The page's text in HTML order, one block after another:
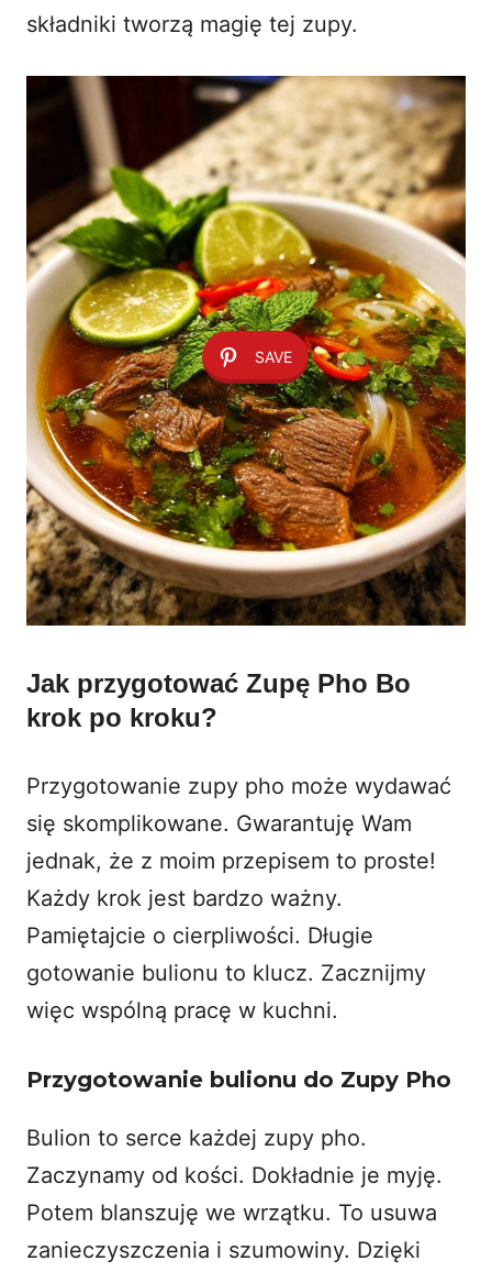
składniki tworzą magię tej zupy.
SAVE
Jak przygotować Zupę Pho Bo
krok po kroku?
Przygotowanie zupy pho może wydawać
się skomplikowane. Gwarantuję Wam
jednak, że z moim przepisem to proste!
Każdy krok jest bardzo ważny.
Pamiętajcie o cierpliwości. Długie
gotowanie bulionu to klucz. Zacznijmy
więc wspólną pracę w kuchni.
Przygotowanie bulionu do Zupy Pho
Bulion to serce każdej zupy pho.
Zaczynamy od kości. Dokładnie je myję.
Potem blanszuję we wrzątku. To usuwa
zanieczyszczenia i szumowiny. Dzięki